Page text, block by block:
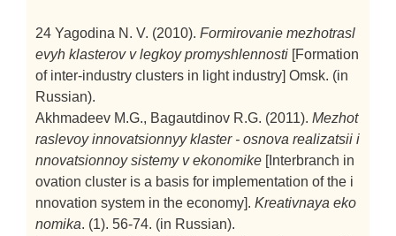
24 Yagodina N. V. (2010). Formirovanie mezhotrasl
evyh klasterov v legkoy promyshlennosti [Formation
of inter-industry clusters in light industry] Omsk. (in
Russian).
Akhmadeev M.G., Bagautdinov R.G. (2011). Mezhot
raslevoy innovatsionnyy klaster - osnova realizatsii i
nnovatsionnoy sistemy v ekonomike [Interbranch in
ovation cluster is a basis for implementation of the i
nnovation system in the economy]. Kreativnaya eko
nomika. (1). 56-74. (in Russian).